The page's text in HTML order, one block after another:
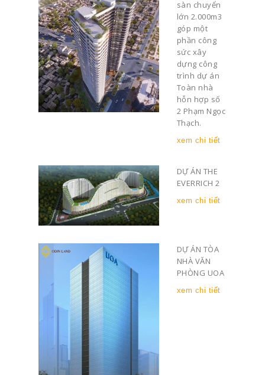
sàn chuyển
lớn 2.000m3
góp một
phần công
sức xây
dựng công
trình dự án
Toàn nhà
hỗn hợp số
2 Phạm Ngọc
Thạch.
xem chi tiết
DỰ ÁN THE
EVERRICH 2
xem chi tiết
DỰ ÁN TÒA
NHÀ VĂN
PHÒNG UOA
xem chi tiết